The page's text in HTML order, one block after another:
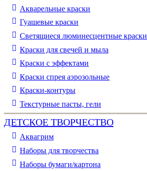
Акварельные краски
Гуашевые краски
Светящиеся люминесцентные краски
Краски для свечей и мыла
Краски с эффектами
Краски спрея аэрозольные
Краски-контуры
Текстурные пасты, гели
ДЕТСКОЕ ТВОРЧЕСТВО
Аквагрим
Наборы для творчества
Наборы бумаги/картона